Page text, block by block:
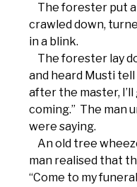
The forester put
crawled down,
in a blink.
The forester lay
and heard Musti
after the master,
coming.” The man
were saying.
An old tree
man realised that
“Come to my